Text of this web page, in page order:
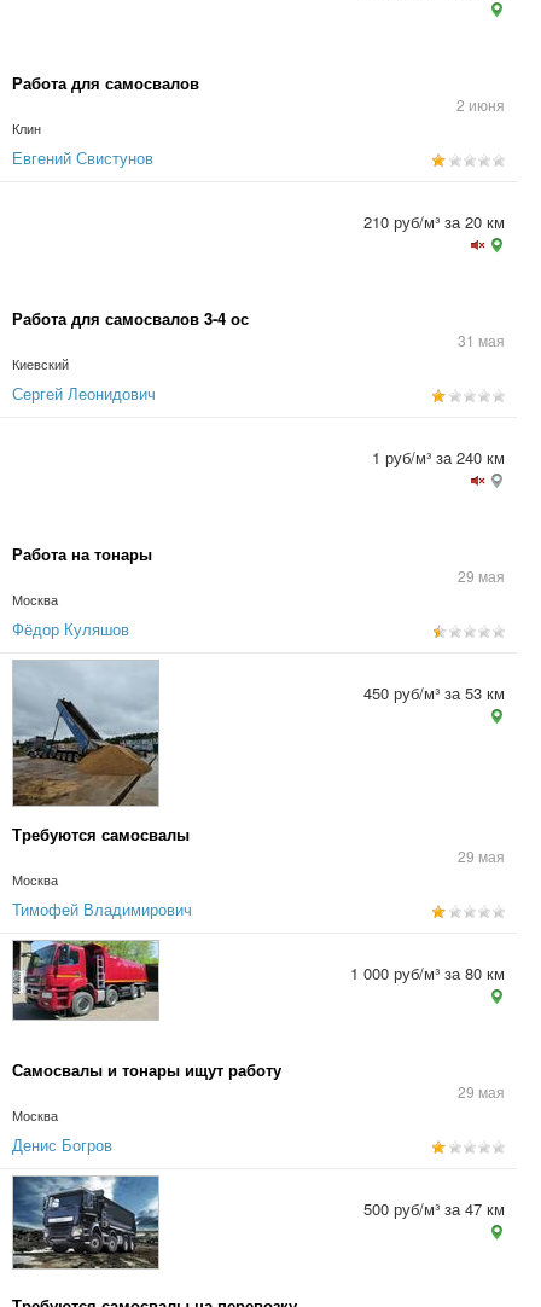
Работа для самосвалов
2 июня
Клин
Евгений Свистунов
Работа для самосвалов 3-4 ос
31 мая
Киевский
210 руб/м³ за 20 км
Сергей Леонидович
Работа на тонары
29 мая
Москва
1 руб/м³ за 240 км
Фёдор Куляшов
Требуются самосвалы
29 мая
Москва
450 руб/м³ за 53 км
Тимофей Владимирович
Самосвалы и тонары ищут работу
29 мая
Москва
1 000 руб/м³ за 80 км
Денис Богров
500 руб/м³ за 47 км